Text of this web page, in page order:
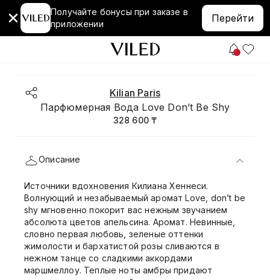
Получайте бонусы при заказе в
приложении
Перейти
Kilian Paris
Парфюмерная Вода Love Don’t Be Shy
328 600 ₸
Описание
Источники вдохновения Килиана Хеннеси.
Волнующий и незабываемый аромат Love, don’t be
shy мгновенно покорит вас нежным звучанием
абсолюта цветов апельсина. Аромат. Невинные,
словно первая любовь, зеленые оттенки
жимолости и бархатистой розы сливаются в
нежном танце со сладкими аккордами
маршмеллоу. Теплые ноты амбры придают